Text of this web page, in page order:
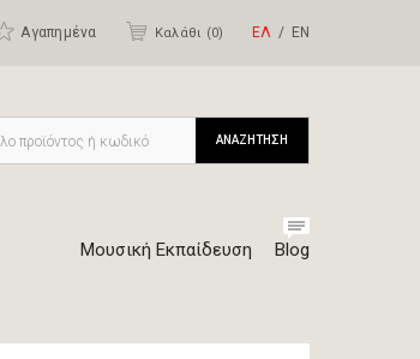
Αγαπημένα Καλάθι (0) ΕΛ ΕΝ
Μουσική Εκπαίδευση Blog
ΑΝΑΖΗΤΗΣΗ